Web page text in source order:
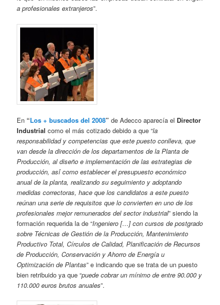
a profesionales extranjeros”.
En “Los + buscados del 2008” de Adecco aparecía el Director
Industrial como el más cotizado debido a que “la
responsabilidad y competencias que este puesto conlleva, que
van desde la dirección de los departamentos de la Planta de
Producción, al diseño e implementación de las estrategias de
producción, así́ como establecer el presupuesto económico
anual de la planta, realizando su seguimiento y adoptando
medidas correctoras, hace que los candidatos a este puesto
reúnan una serie de requisitos que lo convierten en uno de los
profesionales mejor remunerados del sector industrial” siendo la
formación requerida la de “Ingeniero […] con cursos de postgrado
sobre Técnicas de Gestión de la Producción, Mantenimiento
Productivo Total, Círculos de Calidad, Planificación de Recursos
de Producción, Conservación y Ahorro de Energía u
Optimización de Plantas” e indicando que se trata de un puesto
bien retribuido ya que “puede cobrar un mínimo de entre 90.000 y
110.000 euros brutos anuales”.